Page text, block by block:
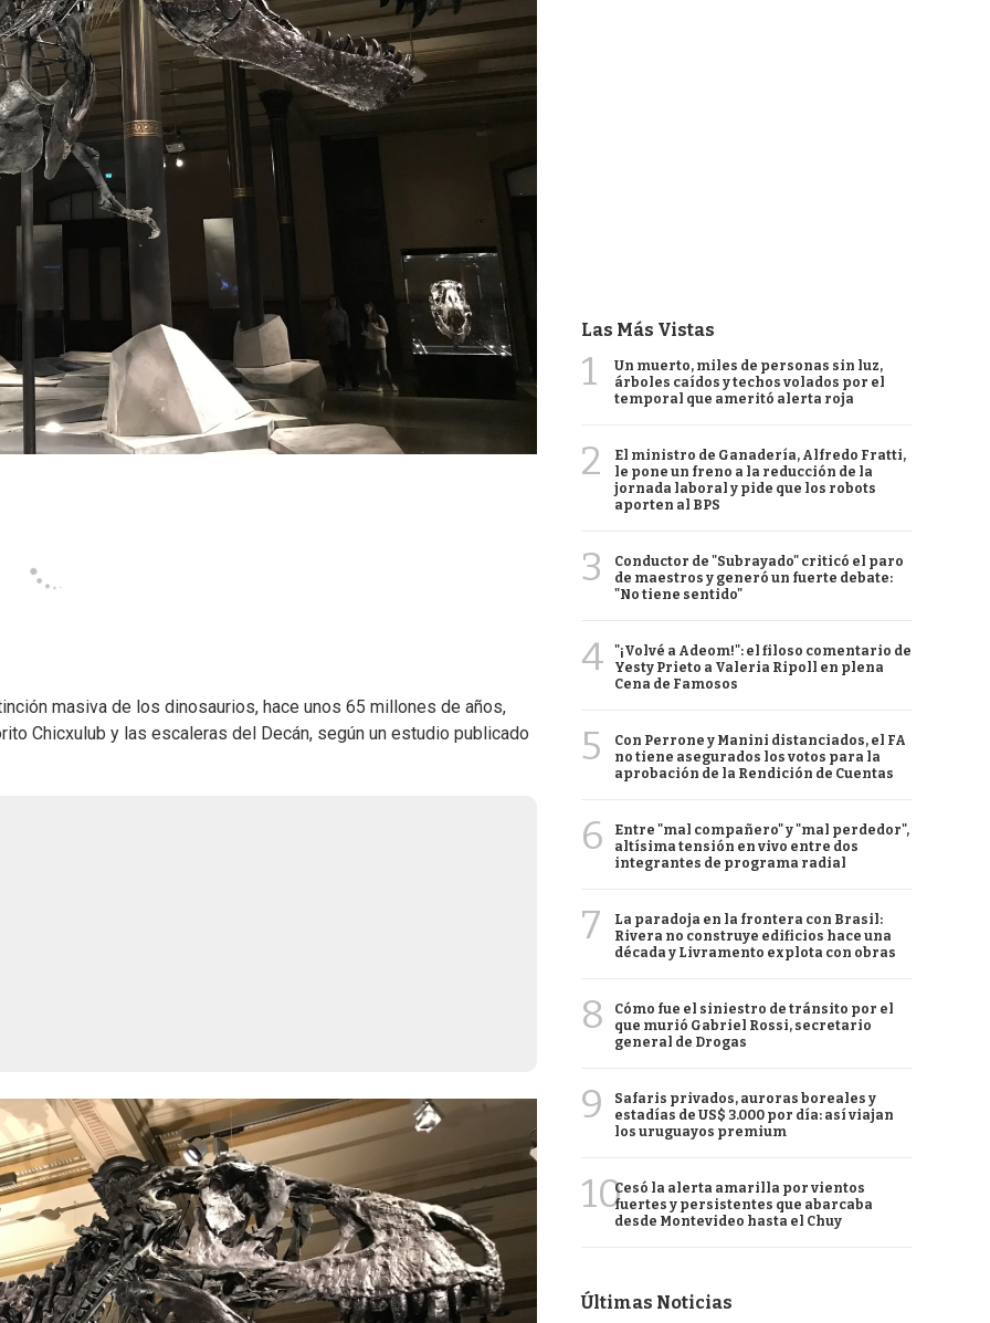
masiva de los dinosaurios, hace unos 65 millones de años,
Chicxulub y las escaleras del Decán, según un estudio publicado
Las Más Vistas
1
Un muerto, miles de personas sin luz,
árboles caídos y techos volados por el
temporal que ameritó alerta roja
2
El ministro de Ganadería, Alfredo Fratti,
le pone un freno a la reducción de la
jornada laboral y pide que los robots
aporten al BPS
3
Conductor de "Subrayado" criticó el paro
de maestros y generó un fuerte debate:
"No tiene sentido"
4
"¡Volvé a Adeom!": el filoso comentario de
Yesty Prieto a Valeria Ripoll en plena
Cena de Famosos
5
Con Perrone y Manini distanciados, el FA
no tiene asegurados los votos para la
aprobación de la Rendición de Cuentas
6
Entre "mal compañero" y "mal perdedor",
altísima tensión en vivo entre dos
integrantes de programa radial
7
La paradoja en la frontera con Brasil:
Rivera no construye edificios hace una
década y Livramento explota con obras
8
Cómo fue el siniestro de tránsito por el
que murió Gabriel Rossi, secretario
general de Drogas
9
Safaris privados, auroras boreales y
estadías de US$ 3.000 por día: así viajan
los uruguayos premium
10Cesó la alerta amarilla por vientos
fuertes y persistentes que abarcaba
desde Montevideo hasta el Chuy
Últimas Noticias